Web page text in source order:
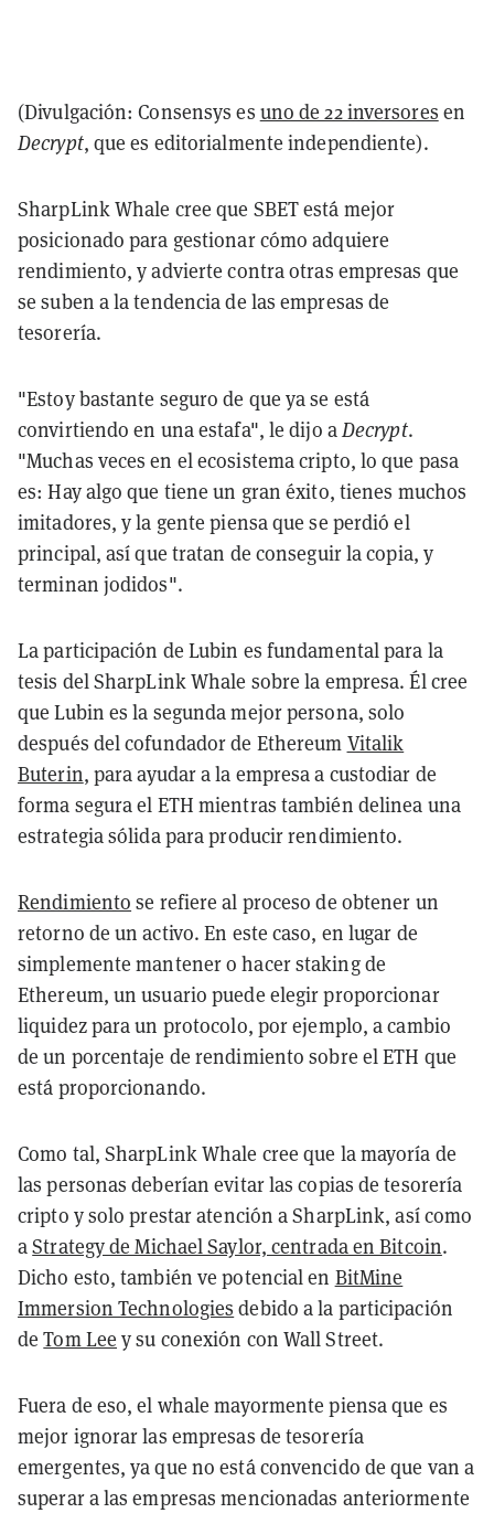
(Divulgación: Consensys es uno de 22 inversores en
Decrypt, que es editorialmente independiente).
SharpLink Whale cree que SBET está mejor
posicionado para gestionar cómo adquiere
rendimiento, y advierte contra otras empresas que
se suben a la tendencia de las empresas de
tesorería.
"Estoy bastante seguro de que ya se está
convirtiendo en una estafa", le dijo aDecrypt.
"Muchas veces en el ecosistema cripto, lo que pasa
es: Hay algo que tiene un gran éxito, tienes muchos
imitadores, y la gente piensa que se perdió el
principal, así que tratan de conseguir la copia, y
terminan jodidos".
La participación de Lubin es fundamental para la
tesis del SharpLink Whale sobre la empresa. Él cree
que Lubin es la segunda mejor persona, solo
después del cofundador de Ethereum Vitalik
Buterin, para ayudar a la empresa a custodiar de
forma segura el ETH mientras también delinea una
estrategia sólida para producir rendimiento.
Rendimiento se refiere al proceso de obtener un
retorno de un activo. En este caso, en lugar de
simplemente mantener o hacer staking de
Ethereum, un usuario puede elegir proporcionar
liquidez para un protocolo, por ejemplo, a cambio
de un porcentaje de rendimiento sobre el ETH que
está proporcionando.
Como tal, SharpLink Whale cree que la mayoría de
las personas deberían evitar las copias de tesorería
cripto y solo prestar atención a SharpLink, así como
aStrategy de Michael Saylor, centrada en Bitcoin.
Dicho esto, también ve potencial en BitMine
Immersion Technologies debido a la participación
deTom Lee y su conexión con Wall Street.
Fuera de eso, el whale mayormente piensa que es
mejor ignorar las empresas de tesorería
emergentes, ya que no está convencido de que van a
superar a las empresas mencionadas anteriormente